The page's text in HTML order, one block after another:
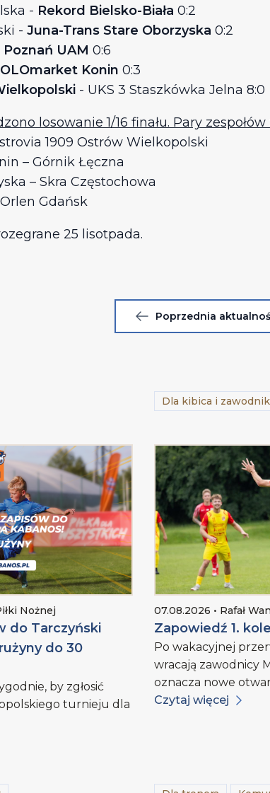
- Rekord Bielsko-Biała 0:2
- Juna-Trans Stare Oborzyska 0:2
UAM 0:6
Konin 0:3
- UKS 3 Staszkówka Jelna 8:0
losowanie 1/16 finału. Pary
1909 Ostrów Wielkopolski
– Górnik Łęczna
– Skra Częstochowa
Gdańsk
25 lisotpada.
Poprzednia
Nożnej
do Tarczyński
do 30
by zgłosić
turnieju dla
Dla kibica i
07.08.2026 • Rafał
Zapowiedź 1.
Po wakacyjnej
wracają zawodnicy
oznacza nowe
Czytaj więcej